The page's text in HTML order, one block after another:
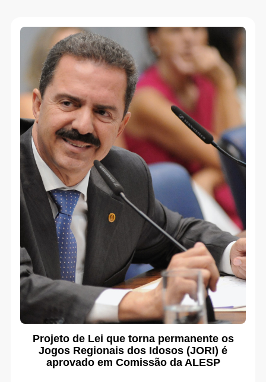
Projeto de Lei que torna permanente os
Jogos Regionais dos Idosos (JORI) é
aprovado em Comissão da ALESP